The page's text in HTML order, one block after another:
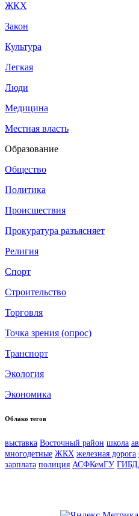
ЖКХ
Закон
Культура
Легкая
Люди
Медицина
Местная власть
Образование
Общество
Политика
Происшествия
Прокуратура разъясняет
Религия
Спорт
Строительство
Торговля
Точка зрения (опрос)
Транспорт
Экология
Экономика
Облако тегов
выставка Восточный район школа
многодетные ЖКХ железная дорога
зарплата полиция АСФКемГУ